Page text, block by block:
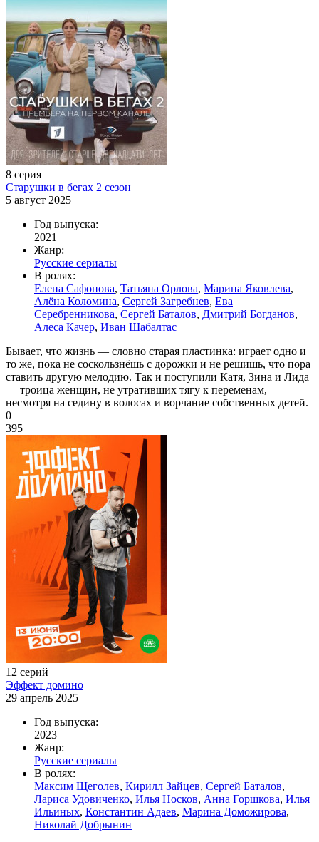
8 серия
Старушки в бегах 2 сезон
5 август 2025
Год выпуска:
2021
Жанр:
Русские сериалы
В ролях:
Елена Сафонова, Татьяна Орлова, Марина Яковлева,
Алёна Коломина, Сергей Загребнев, Ева
Серебренникова, Сергей Баталов, Дмитрий Богданов,
Алеса Качер, Иван Шабалтас
Бывает, что жизнь — словно старая пластинка: играет одно и
то же, пока не соскользнёшь с дорожки и не решишь, что пора
ставить другую мелодию. Так и поступили Катя, Зина и Лида
— троица женщин, не утративших тягу к переменам,
несмотря на седину в волосах и ворчание собственных детей.
0
395
12 серий
Эффект домино
29 апрель 2025
Год выпуска:
2023
Жанр:
Русские сериалы
В ролях:
Максим Щеголев, Кирилл Зайцев, Сергей Баталов,
Лариса Удовиченко, Илья Носков, Анна Горшкова, Илья
Ильиных, Константин Адаев, Марина Доможирова,
Николай Добрынин